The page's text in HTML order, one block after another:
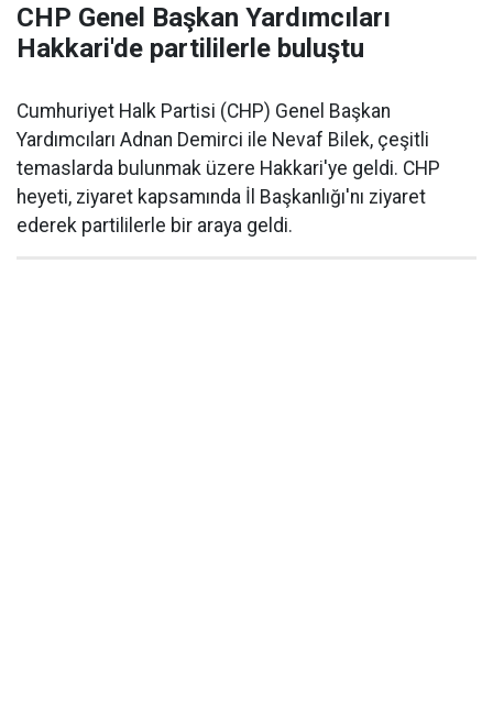
CHP Genel Başkan Yardımcıları
Hakkari'de partililerle buluştu
Cumhuriyet Halk Partisi (CHP) Genel Başkan
Yardımcıları Adnan Demirci ile Nevaf Bilek, çeşitli
temaslarda bulunmak üzere Hakkari'ye geldi. CHP
heyeti, ziyaret kapsamında İl Başkanlığı'nı ziyaret
ederek partililerle bir araya geldi.